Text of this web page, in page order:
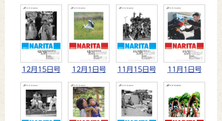
12月15日号 12月1日号 11月15日号 11月1日号